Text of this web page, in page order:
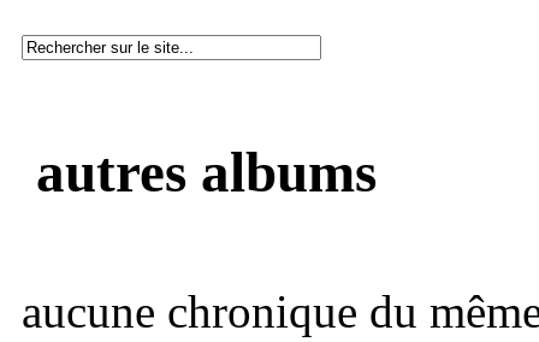
autres albums
aucune chronique du